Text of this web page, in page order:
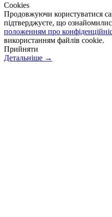
Сookies
Продовжуючи користуватися
підтверджуєте, що
положенням про
використанням файлів cookie.
Прийняти
Детальніше →